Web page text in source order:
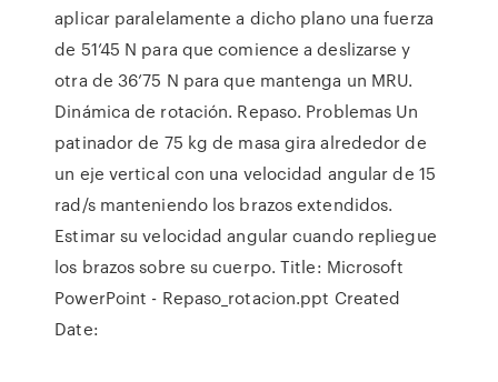
aplicar paralelamente a dicho plano una fuerza
de 51’45 N para que comience a deslizarse y
otra de 36’75 N para que mantenga un MRU.
Dinámica de rotación. Repaso. Problemas Un
patinador de 75 kg de masa gira alrededor de
un eje vertical con una velocidad angular de 15
rad/s manteniendo los brazos extendidos.
Estimar su velocidad angular cuando repliegue
los brazos sobre su cuerpo. Title: Microsoft
PowerPoint - Repaso_rotacion.ppt Created
Date: